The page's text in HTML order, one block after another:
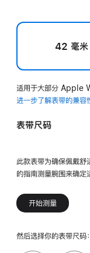
42 毫米
适用于大部分 Apple
进一步了解表带的兼容
表带尺码
此款表带为确保佩戴舒
的指南测量腕围来确定
开始测量
然后选择你的表带尺码：